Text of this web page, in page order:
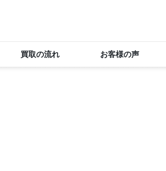
買取の流れ お客様の声